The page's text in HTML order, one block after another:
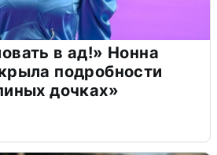
в ад!» Нонна
подробности
дочках»